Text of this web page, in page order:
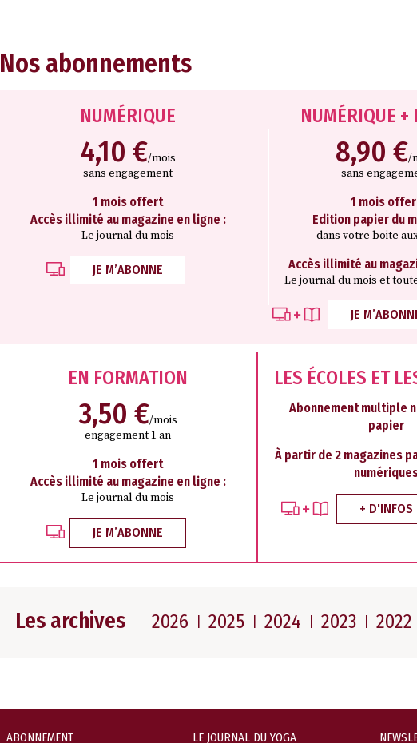
Nos abonnements
NUMÉRIQUE
4,10 €/mois
sans engagement
1 mois offert
Accès illimité au magazine en ligne :
Le journal du mois
JE M’ABONNE
NUMÉRIQUE +
8,90 €/
sans
1 mois
Edition papier du
dans votre boite
Accès illimité au
Le journal du mois et
JE
EN FORMATION
3,50 €/mois
engagement 1 an
1 mois offert
Accès illimité au magazine en ligne :
Le journal du mois
JE M’ABONNE
LES ÉCOLES ET
Abonnement multiple
papier
À partir de 2 magazines
+ D'INFOS
Les archives 2026 2025 2024 2023 2022
ABONNEMENT LE JOURNAL DU YOGA